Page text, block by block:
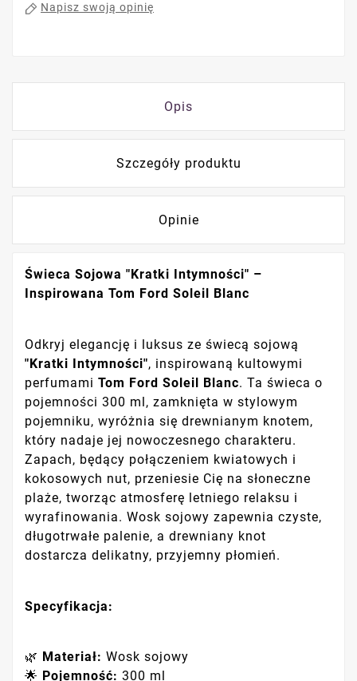
Napisz swoją opinię
Opis
Szczegóły produktu
Opinie
Świeca Sojowa "Kratki Intymności" –
Inspirowana Tom Ford Soleil Blanc
Odkryj elegancję i luksus ze świecą sojową
"Kratki Intymności", inspirowaną kultowymi
perfumami Tom Ford Soleil Blanc. Ta świeca o
pojemności 300 ml, zamknięta w stylowym
pojemniku, wyróżnia się drewnianym knotem,
który nadaje jej nowoczesnego charakteru.
Zapach, będący połączeniem kwiatowych i
kokosowych nut, przeniesie Cię na słoneczne
plaże, tworząc atmosferę letniego relaksu i
wyrafinowania. Wosk sojowy zapewnia czyste,
długotrwałe palenie, a drewniany knot
dostarcza delikatny, przyjemny płomień.
Specyfikacja:
🌿 Materiał: Wosk sojowy
🌟 Pojemność: 300 ml